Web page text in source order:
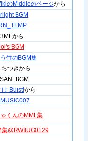
のMiddleのページから
BGM
から
BGM
竹のBGM集
ちつきから
け Burst!から
くんのMML集
集@RWIIUG0129